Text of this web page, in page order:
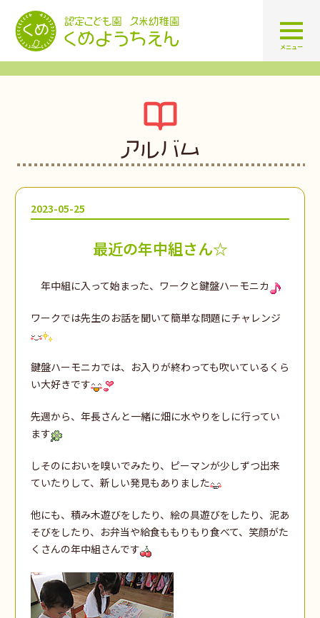
認定こども園 学校法人久米幼
メニュー
アルバム
2023-05-25
最近の年中組さん☆
年中組に入って始まった、ワークと鍵盤ハーモニカ
ワークでは先生のお話を聞いて簡単な問題にチャレンジ
鍵盤ハーモニカでは、お入りが終わっても吹いているくら
い大好きです
先週から、年長さんと一緒に畑に水やりをしに行ってい
ます
しそのにおいを嗅いでみたり、ピーマンが少しずつ出来
ていたりして、新しい発見もありました
他にも、積み木遊びをしたり、絵の具遊びをしたり、泥あ
そびをしたり、お弁当や給食ももりもり食べて、笑顔がた
くさんの年中組さんです